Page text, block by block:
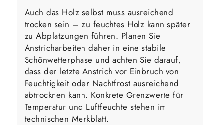
Auch das Holz selbst muss ausreichend
trocken sein – zu feuchtes Holz kann später
zu Abplatzungen führen. Planen Sie
Anstricharbeiten daher in eine stabile
Schönwetterphase und achten Sie darauf,
dass der letzte Anstrich vor Einbruch von
Feuchtigkeit oder Nachtfrost ausreichend
abtrocknen kann. Konkrete Grenzwerte für
Temperatur und Luftfeuchte stehen im
technischen Merkblatt.